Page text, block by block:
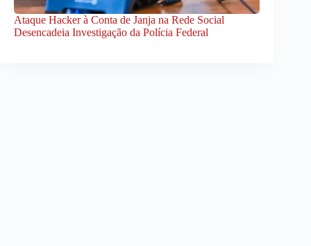
Ataque Hacker à Conta de Janja na Rede Social
Desencadeia Investigação da Polícia Federal